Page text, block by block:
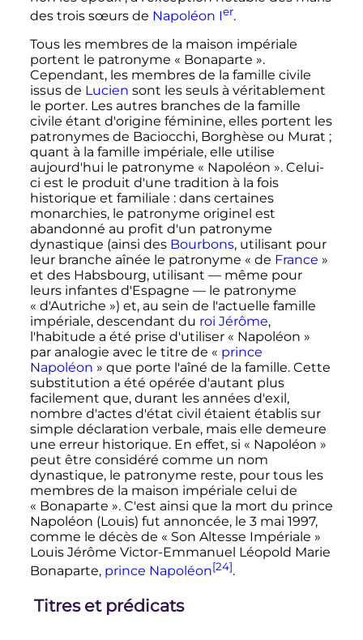
des trois sœurs de Napoléon Ier.
Tous les membres de la maison impériale
portent le patronyme « Bonaparte ».
Cependant, les membres de la famille civile
issus de Lucien sont les seuls à véritablement
le porter. Les autres branches de la famille
civile étant d'origine féminine, elles portent les
patronymes de Baciocchi, Borghèse ou Murat ;
quant à la famille impériale, elle utilise
aujourd'hui le patronyme « Napoléon ». Celui-
ci est le produit d'une tradition à la fois
historique et familiale : dans certaines
monarchies, le patronyme originel est
abandonné au profit d'un patronyme
dynastique (ainsi des Bourbons, utilisant pour
leur branche aînée le patronyme « de France »
et des Habsbourg, utilisant — même pour
leurs infantes d'Espagne —le patronyme
« d'Autriche ») et, au sein de l'actuelle famille
impériale, descendant du roi Jérôme,
l'habitude a été prise d'utiliser « Napoléon »
par analogie avec le titre de « prince
Napoléon » que porte l'aîné de la famille. Cette
substitution a été opérée d'autant plus
facilement que, durant les années d'exil,
nombre d'actes d'état civil étaient établis sur
simple déclaration verbale, mais elle demeure
une erreur historique. En effet, si « Napoléon »
peut être considéré comme un nom
dynastique, le patronyme reste, pour tous les
membres de la maison impériale celui de
« Bonaparte ». C'est ainsi que la mort du prince
Napoléon (Louis) fut annoncée, le 3 mai 1997,
comme le décès de « Son Altesse Impériale »
Louis Jérôme Victor-Emmanuel Léopold Marie
Bonaparte, prince Napoléon[24].
Titres et prédicats